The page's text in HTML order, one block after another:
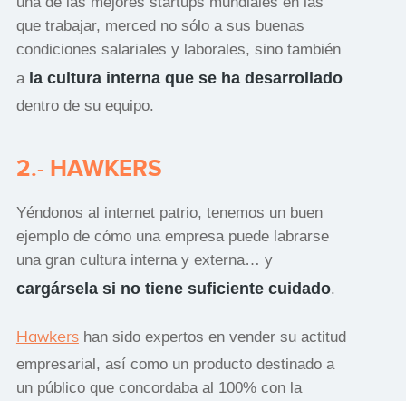
que trabajar, merced no sólo a sus buenas
condiciones salariales y laborales, sino también
a la cultura interna que se ha desarrollado
dentro de su equipo.
2.- HAWKERS
Yéndonos al internet patrio, tenemos un buen
ejemplo de cómo una empresa puede labrarse
una gran cultura interna y externa… y
cargársela si no tiene suficiente cuidado.
Hawkershan sido expertos en vender su actitud
empresarial, así como un producto destinado a
un público que concordaba al 100% con la